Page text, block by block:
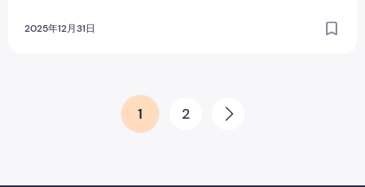
2025年12月31日
1 2 次のページ